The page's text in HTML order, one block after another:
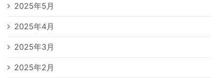
2025年5月
2025年4月
2025年3月
2025年2月